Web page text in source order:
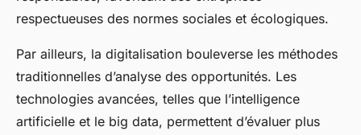
respectueuses des normes sociales et écologiques.
Par ailleurs, la digitalisation bouleverse les méthodes
traditionnelles d’analyse des opportunités. Les
technologies avancées, telles que l’intelligence
artificielle et le big data, permettent d’évaluer plus